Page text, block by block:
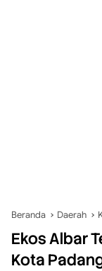
Beranda Daerah
Ekos Albar
Kota